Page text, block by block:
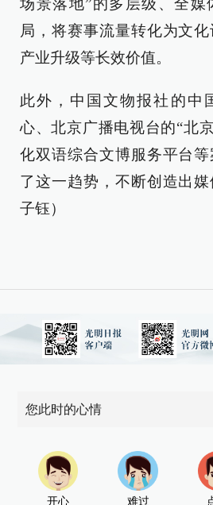
场景落地”的多层级、全媒
局，将赛事流量转化为文化
产业升级等长效价值。
此外，中国文物报社的中
心、北京广播电视台的“北
化双语综合文博服务平台
了这一趋势，不断创造出
子钰）
您此时的心情
开心 难过